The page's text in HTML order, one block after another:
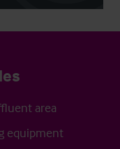
area
equipment